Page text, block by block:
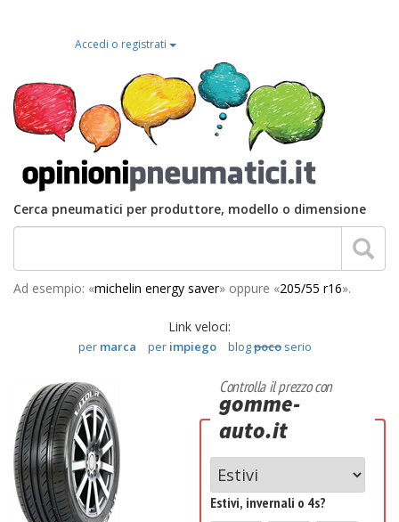
Accedi o registrati
Cerca pneumatici per produttore, modello o dimensione
Ad esempio: «michelin energy saver» oppure «205/55 r16».
Link veloci:
per marca per impiego blogpoco serio
Controlla il prezzo con
gomme-
auto.it
Estivi, invernali o 4s?